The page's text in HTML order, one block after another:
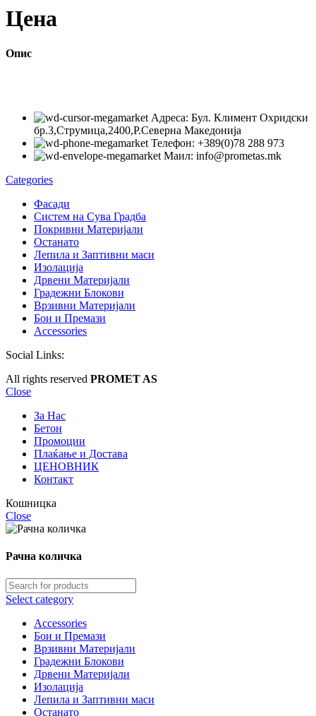
Цена
Опис
Адреса: Бул. Климент Охридски
бр.3,Струмица,2400,Р.Северна Македонија
Телефон: +389(0)78 288 973
Маил: info@prometas.mk
Categories
Фасади
Систем на Сува Градба
Покривни Материјали
Останато
Лепила и Заптивни маси
Изолација
Дрвени Материјали
Градежни Блокови
Врзивни Материјали
Бои и Премази
Accessories
Social Links:
All rights reserved PROMET AS
Close
За Нас
Бетон
Промоции
Плаќање и Достава
ЦЕНОВНИК
Контакт
Кошницка
Close
Рачна количка
Select category
Accessories
Бои и Премази
Врзивни Материјали
Градежни Блокови
Дрвени Материјали
Изолација
Лепила и Заптивни маси
Останато